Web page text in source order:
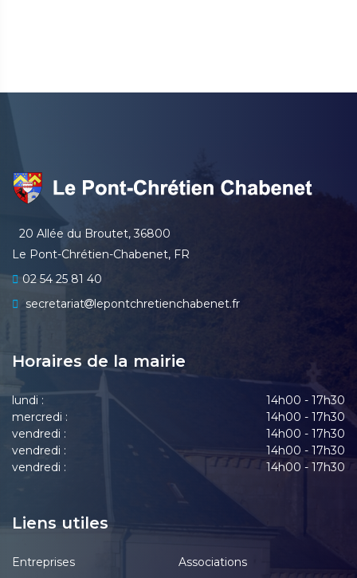
20 Allée du Broutet, 36800
Le Pont-Chrétien-Chabenet, FR
02 54 25 81 40
secretariat
lepontchretienchabenet.fr
Horaires de la mairie
lundi :
14h00 - 17h30
mercredi :
14h00 - 17h30
vendredi :
14h00 - 17h30
vendredi :
14h00 - 17h30
vendredi :
14h00 - 17h30
Liens utiles
Entreprises Associations